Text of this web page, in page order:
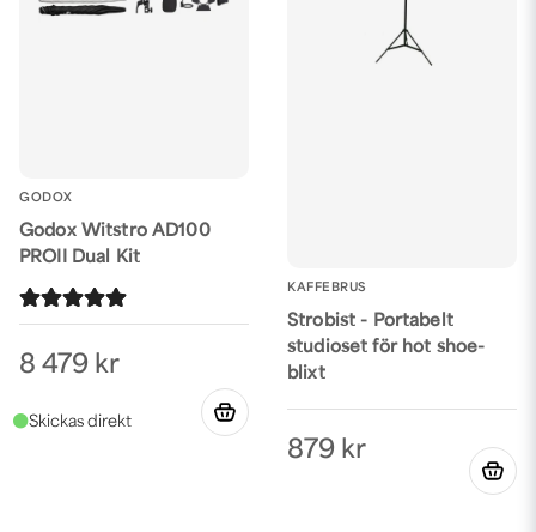
GODOX
Godox Witstro AD100
PROII Dual Kit
8 479 kr
KAFFEBRUS
Strobist - Portabelt
studioset för hot shoe-
blixt
879 kr